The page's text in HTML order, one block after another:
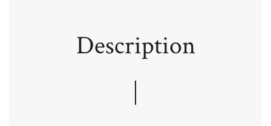
Description